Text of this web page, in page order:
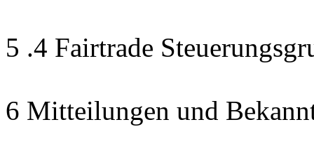
5 .4 Fairtrade
6 Mitteilungen und